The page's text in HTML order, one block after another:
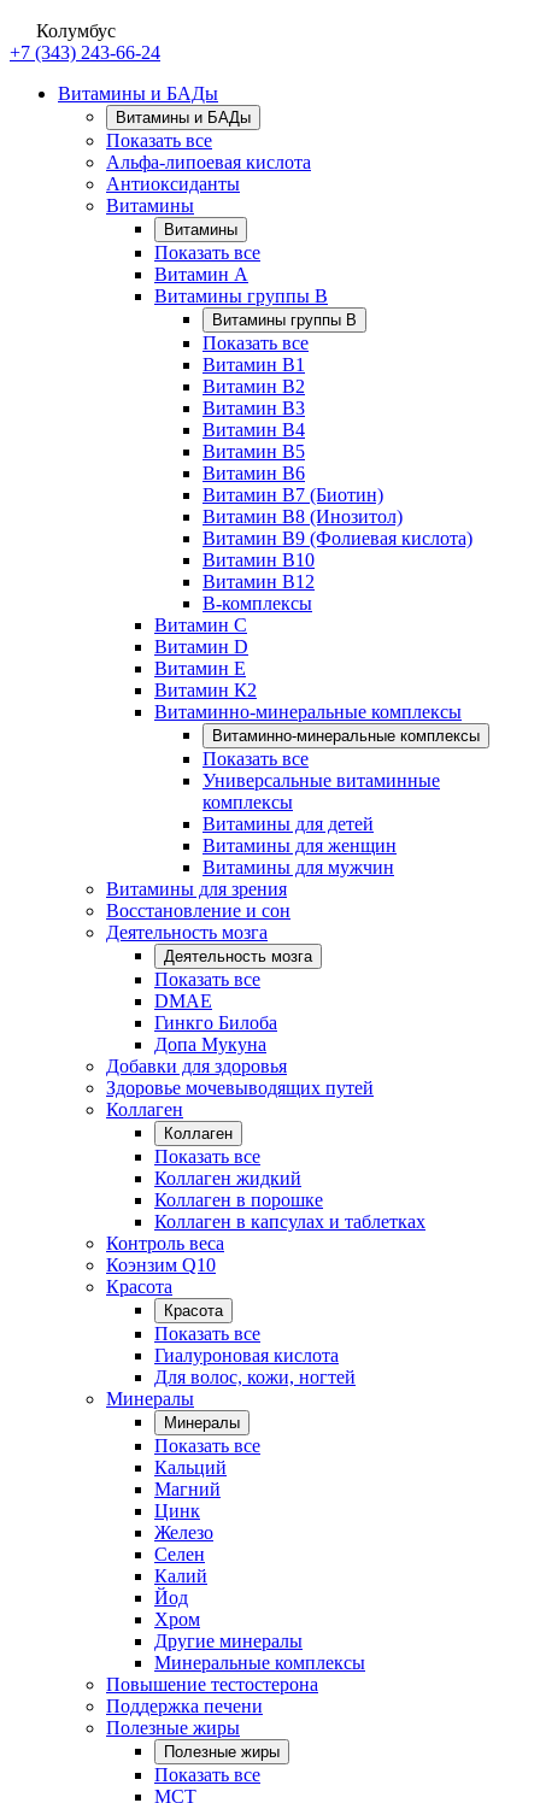
Колумбус
+7 (343) 243-66-24
Витамины и БАДы
Витамины и БАДы
Показать все
Альфа-липоевая кислота
Антиоксиданты
Витамины
Витамины
Показать все
Витамин A
Витамины группы B
Витамины группы B
Показать все
Витамин B1
Витамин B2
Витамин B3
Витамин B4
Витамин B5
Витамин B6
Витамин B7 (Биотин)
Витамин B8 (Инозитол)
Витамин B9 (Фолиевая кислота)
Витамин B10
Витамин B12
B-комплексы
Витамин C
Витамин D
Витамин E
Витамин К2
Витаминно-минеральные комплексы
Витаминно-минеральные комплексы
Показать все
Универсальные витаминные
комплексы
Витамины для детей
Витамины для женщин
Витамины для мужчин
Витамины для зрения
Восстановление и сон
Деятельность мозга
Деятельность мозга
Показать все
DMAE
Гинкго Билоба
Допа Мукуна
Добавки для здоровья
Здоровье мочевыводящих путей
Коллаген
Коллаген
Показать все
Коллаген жидкий
Коллаген в порошке
Коллаген в капсулах и таблетках
Контроль веса
Коэнзим Q10
Красота
Красота
Показать все
Гиалуроновая кислота
Для волос, кожи, ногтей
Минералы
Минералы
Показать все
Кальций
Магний
Цинк
Железо
Селен
Калий
Йод
Хром
Другие минералы
Минеральные комплексы
Повышение тестостерона
Поддержка печени
Полезные жиры
Полезные жиры
Показать все
MCT